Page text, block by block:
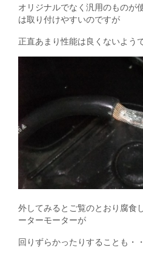
オリジナルでなく汎用のものが
は取り付けやすいのですが
正直あまり性能は良くないようで
外してみるとご覧のとおり腐食
ーターモーターが
回りずらかったりすることも・